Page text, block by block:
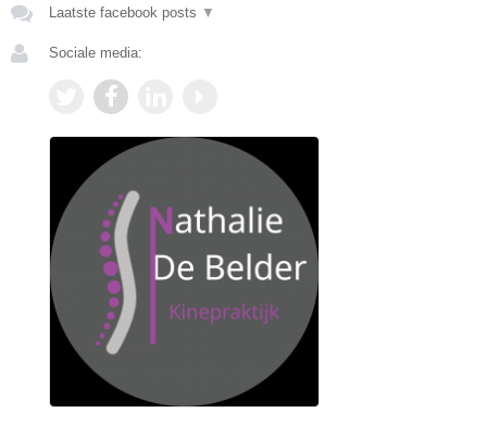
Laatste facebook posts ▼
Sociale media: